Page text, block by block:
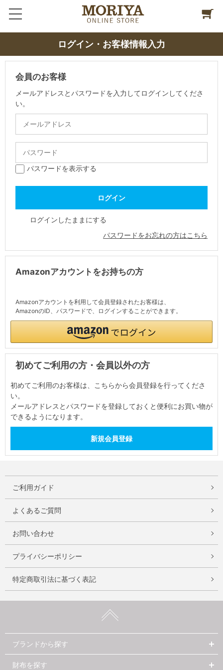
ログイン・お客様情報入力
会員のお客様
メールアドレスとパスワードを入力してログインしてくださ
い。
パスワードを表示する
ログインしたままにする
パスワードをお忘れの方はこちら
Amazonアカウントをお持ちの方
Amazonアカウントを利用して会員登録されたお客様は、
AmazonのID、パスワードで、ログインすることができます。
初めてご利用の方・会員以外の方
初めてご利用のお客様は、こちらから会員登録を行ってくださ
い。
メールアドレスとパスワードを登録しておくと便利にお買い物が
できるようになります。
ご利用ガイド
よくあるご質問
お問い合わせ
プライバシーポリシー
特定商取引法に基づく表記
ブランドから探す
財布を探す